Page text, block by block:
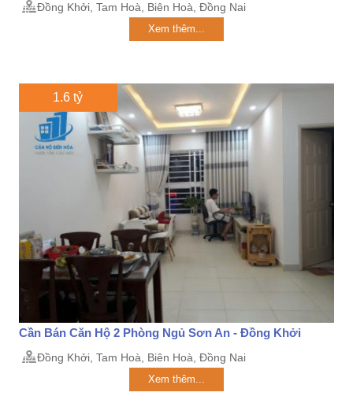
Đồng Khởi, Tam Hoà, Biên Hoà, Đồng Nai
Xem thêm...
1.6 tỷ
Cần Bán Căn Hộ 2 Phòng Ngủ Sơn An - Đồng Khởi
Đồng Khởi, Tam Hoà, Biên Hoà, Đồng Nai
Xem thêm...